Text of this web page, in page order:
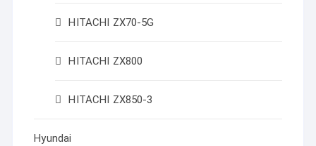
HITACHI ZX70-5G
HITACHI ZX800
HITACHI ZX850-3
Hyundai